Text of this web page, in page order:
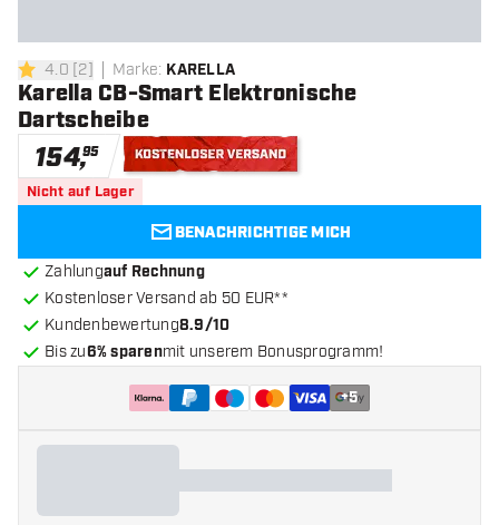
4 Bewertungssterne
4.0 [2] Marke: KARELLA
Karella CB-Smart Elektronische
Dartscheibe
154,95
Kostenloser Versand
Nicht auf Lager
BENACHRICHTIGE MICH
Zahlungauf Rechnung
Kostenloser Versand ab 50 EUR**
Kundenbewertung8.9/10
Bis zu6% sparenmit unserem Bonusprogramm!
+5